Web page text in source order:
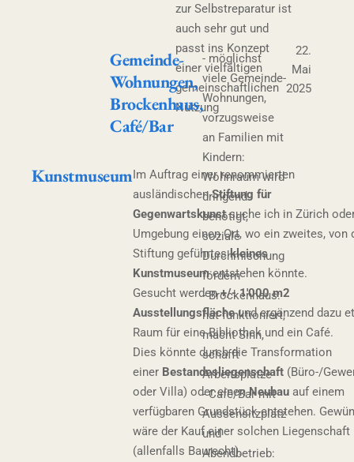
zur Selbstreparatur ist
auch sehr gut und
passt ins Konzept
einer vielfältigen
gemeinschaftlichen
Nutzung
Gemeinde-
Wohnungen,
Brockenhaus,
Café/Bar
- möglichst
viele Gemeinde-
Wohnungen,
vorzugsweise
an Familien mit
Kindern:
Wohnraum wird
dringend
benötigt,
soziale
Durchmischung
fördern
- Brockenhaus:
hat funktioniert,
macht Sinn,
schafft
Arbeitsplätze
- Café/Bar mit
Aussensitzplatz
und
Abendbetrieb:
22.
Mai
2025
KunstmuseumIm Auftrag einer renommierten
ausländischenStiftung für
Gegenwartskunstsuche ich in Zürich
Umgebung einen Ort, wo ein zweites, von
Stiftung geführteskleines
Kunstmuseumentstehen könnte.
Gesucht werden+/- 1'000 m2
Ausstellungsflächeund ergänzend dazu
Raum für eine Bibliothek und ein Café.
Dies könnte durch die Transformation
einer Bestandesliegenschaft(Büro-/
oder Villa) oder einenNeubauauf einem
verfügbaren Grundstück entstehen.
wäre der Kauf einer solchen Liegenschaft
(allenfalls Baurecht).